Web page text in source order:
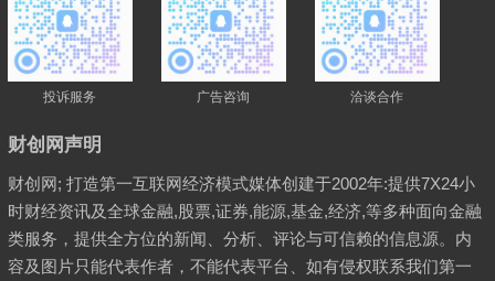
投诉服务 广告咨询 洽谈合作
财创网声明
财创网; 打造第一互联网经济模式媒体创建于2002年:提供7X24小
时财经资讯及全球金融,股票,证券,能源,基金,经济,等多种面向金融
类服务，提供全方位的新闻、分析、评论与可信赖的信息源。内
容及图片只能代表作者，不能代表平台、如有侵权联系我们第一